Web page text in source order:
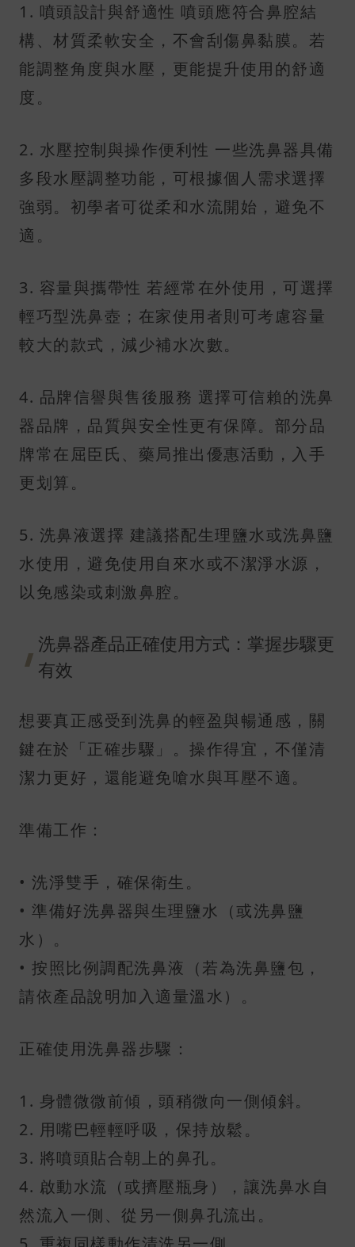
1. 噴頭設計與舒適性 噴頭應符合鼻腔結
構、材質柔軟安全，不會刮傷鼻黏膜。若
能調整角度與水壓，更能提升使用的舒適
度。
2. 水壓控制與操作便利性 一些洗鼻器具備
多段水壓調整功能，可根據個人需求選擇
強弱。初學者可從柔和水流開始，避免不
適。
3. 容量與攜帶性 若經常在外使用，可選擇
輕巧型洗鼻壺；在家使用者則可考慮容量
較大的款式，減少補水次數。
4. 品牌信譽與售後服務 選擇可信賴的洗鼻
器品牌，品質與安全性更有保障。部分品
牌常在屈臣氏、藥局推出優惠活動，入手
更划算。
5. 洗鼻液選擇 建議搭配生理鹽水或洗鼻鹽
水使用，避免使用自來水或不潔淨水源，
以免感染或刺激鼻腔。
洗鼻器產品正確使用方式：掌握步驟更
有效
想要真正感受到洗鼻的輕盈與暢通感，關
鍵在於「正確步驟」。操作得宜，不僅清
潔力更好，還能避免嗆水與耳壓不適。
準備工作：
• 洗淨雙手，確保衛生。
• 準備好洗鼻器與生理鹽水（或洗鼻鹽
水）。
• 按照比例調配洗鼻液（若為洗鼻鹽包，
請依產品說明加入適量溫水）。
正確使用洗鼻器步驟：
1. 身體微微前傾，頭稍微向一側傾斜。
2. 用嘴巴輕輕呼吸，保持放鬆。
3. 將噴頭貼合朝上的鼻孔。
4. 啟動水流（或擠壓瓶身），讓洗鼻水自
然流入一側、從另一側鼻孔流出。